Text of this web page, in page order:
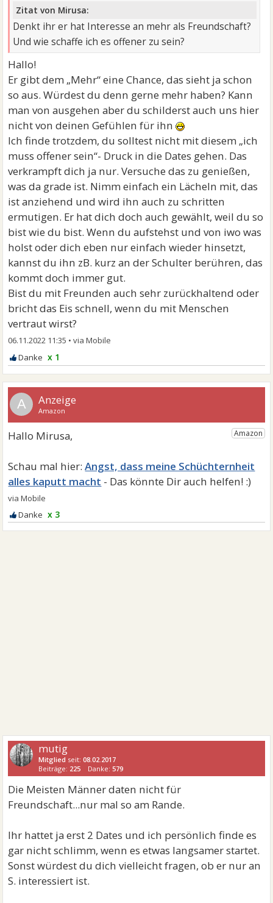
Zitat von Mirusa:
Denkt ihr er hat Interesse an mehr als Freundschaft?
Und wie schaffe ich es offener zu sein?
Hallo!
Er gibt dem „Mehr“ eine Chance, das sieht ja schon
so aus. Würdest du denn gerne mehr haben? Kann
man von ausgehen aber du schilderst auch uns hier
nicht von deinen Gefühlen für ihn
Ich finde trotzdem, du solltest nicht mit diesem „ich
muss offener sein“- Druck in die Dates gehen. Das
verkrampft dich ja nur. Versuche das zu genießen,
was da grade ist. Nimm einfach ein Lächeln mit, das
ist anziehend und wird ihn auch zu schritten
ermutigen. Er hat dich doch auch gewählt, weil du so
bist wie du bist. Wenn du aufstehst und von iwo was
holst oder dich eben nur einfach wieder hinsetzt,
kannst du ihn zB. kurz an der Schulter berühren, das
kommt doch immer gut.
Bist du mit Freunden auch sehr zurückhaltend oder
bricht das Eis schnell, wenn du mit Menschen
vertraut wirst?
06.11.2022 11:35 •
x 1
A
Angst, dass meine Schüchternheit
alles kaputt macht
x 3
mutig
Mitglied seit:08.02.2017
Beiträge: 225 Danke: 579
Die Meisten Männer daten nicht für
Freundschaft...nur mal so am Rande.
Ihr hattet ja erst 2 Dates und ich persönlich finde es
gar nicht schlimm, wenn es etwas langsamer startet.
Sonst würdest du dich vielleicht fragen, ob er nur an
S. interessiert ist.